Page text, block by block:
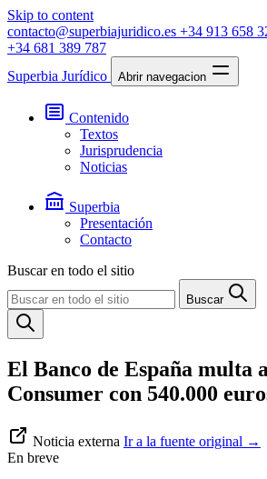
Skip to content
contacto@superbiajuridico.es +34 913 658
+34 681 389 787
Superbia Jurídico
Abrir navegacion
Contenido
Textos
Jurisprudencia
Noticias
Superbia
Presentación
Contacto
Buscar en todo el sitio
Buscar
El Banco de España multa
Consumer con 540.000
Noticia externa Ir a la fuente original →
En breve